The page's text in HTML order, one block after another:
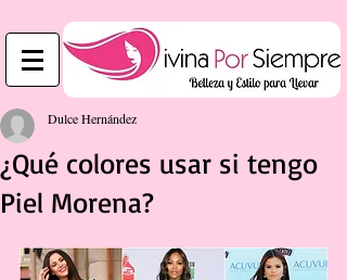
¿Qué colores usar si tengo
Piel Morena?
Dulce Hernández